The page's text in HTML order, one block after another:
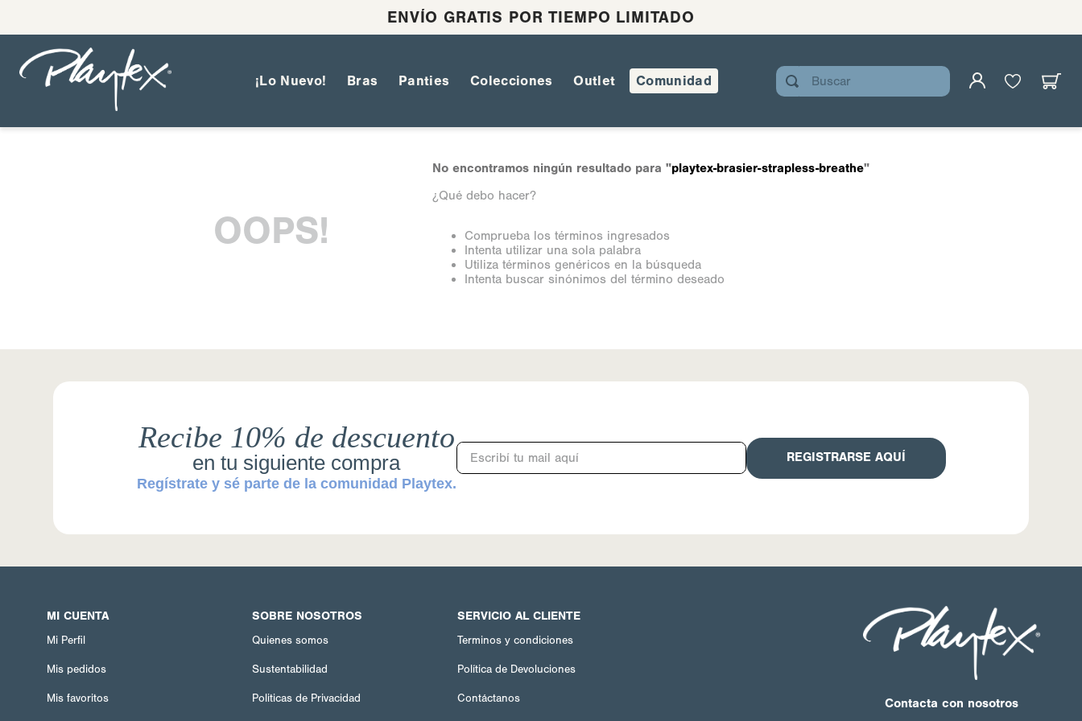
ENVÍO GRATIS POR TIEMPO LIMITADO
¡Lo Nuevo! Bras Panties Colecciones Outlet Comunidad
Buscar
OOPS!
No encontramos ningún resultado para "playtex-brasier-strapless-breathe"
¿Qué debo hacer?
Comprueba los términos ingresados
Intenta utilizar una sola palabra
Utiliza términos genéricos en la búsqueda
Intenta buscar sinónimos del término deseado
Recibe 10% de descuento
en tu siguiente compra
Regístrate y sé parte de la comunidad Playtex.
REGISTRARSE AQUÍ
MI CUENTA
Mi Perfil
Mis pedidos
Mis favoritos
SOBRE NOSOTROS
Quienes somos
Sustentabilidad
Politicas de Privacidad
SERVICIO AL CLIENTE
Terminos y condiciones
Política de Devoluciones
Contáctanos Contacta con nosotros